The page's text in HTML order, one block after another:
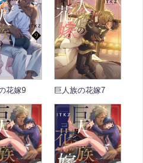
花嫁9 巨人族の花嫁7